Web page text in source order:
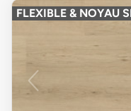
FLEXIBLE & NOYAU